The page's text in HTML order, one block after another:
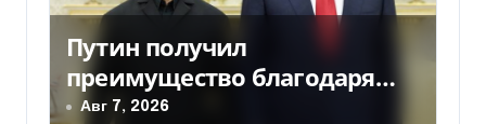
Путин получил
преимущество благодаря
действиям США
Авг 7, 2026